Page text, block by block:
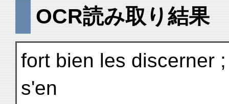
OCR読み取り結果
fort bien les discerner
s'en